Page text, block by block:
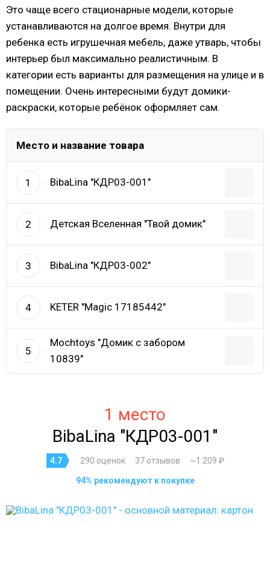
Это чаще всего стационарные модели, которые
устанавливаются на долгое время. Внутри для
ребенка есть игрушечная мебель, даже утварь, чтобы
интерьер был максимально реалистичным. В
категории есть варианты для размещения на улице и в
помещении. Очень интересными будут домики-
раскраски, которые ребёнок оформляет сам.
Место и название товара
1 BibaLina "КДР03-001"
2 Детская Вселенная "Твой домик"
3 BibaLina "КДР03-002"
4 KETER "Magic 17185442"
5
Mochtoys "Домик с забором
10839"
1 место
BibaLina "КДР03-001"
4.7 290 оценок 37 отзывов ~1 209 ₽
94% рекомендуют к покупке